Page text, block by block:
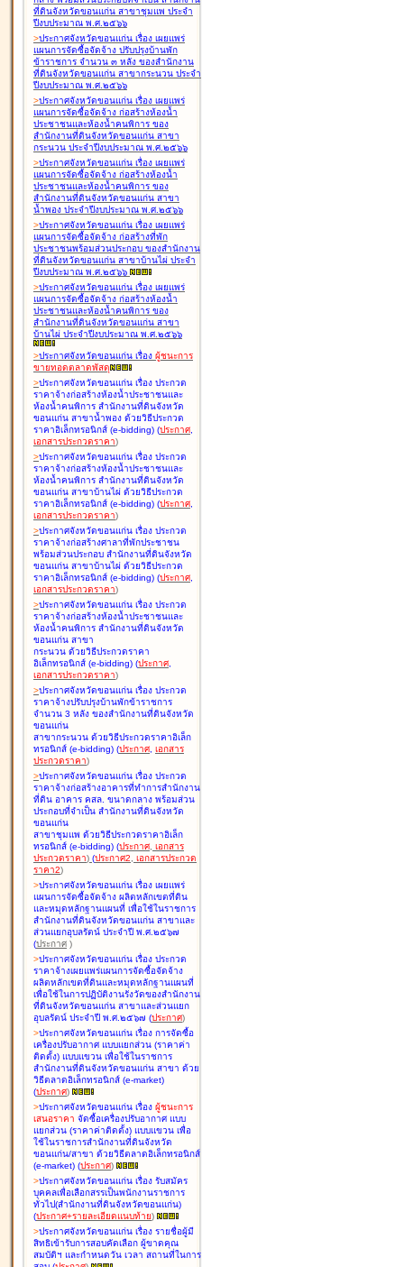
ที่ดินจังหวัดขอนแก่น สาขาชุมแพ ประจำ
ปีงบประมาณ พ.ศ.๒๕๖๖
>ประกาศจังหวัดขอนแก่น เรื่อง เผยแพร่
แผนการจัดซื้อจัดจ้าง ปรับปรุงบ้านพัก
ข้าราชการ จำนวน ๓ หลัง ของสำนักงาน
ที่ดินจังหวัดขอนแก่น สาขากระนวน ประจำ
ปีงบประมาณ พ.ศ.๒๕๖๖
>ประกาศจังหวัดขอนแก่น เรื่อง เผยแพร่
แผนการจัดซื้อจัดจ้าง ก่อสร้างห้องน้ำ
ประชาชนและห้องน้ำคนพิการ ของ
สำนักงานที่ดินจังหวัดขอนแก่น สาขา
กระนวน ประจำปีงบประมาณ พ.ศ.๒๕๖๖
>ประกาศจังหวัดขอนแก่น เรื่อง เผยแพร่
แผนการจัดซื้อจัดจ้าง ก่อสร้างห้องน้ำ
ประชาชนและห้องน้ำคนพิการ ของ
สำนักงานที่ดินจังหวัดขอนแก่น สาขา
น้ำพอง ประจำปีงบประมาณ พ.ศ.๒๕๖๖
>ประกาศจังหวัดขอนแก่น เรื่อง เผยแพร่
แผนการจัดซื้อจัดจ้าง ก่อสร้างที่พัก
ประชาชนพร้อมส่วนประกอบ ของสำนักงาน
ที่ดินจังหวัดขอนแก่น สาขาบ้านไผ่ ประจำ
ปีงบประมาณ พ.ศ.๒๕๖๖
>ประกาศจังหวัดขอนแก่น เรื่อง เผยแพร่
แผนการจัดซื้อจัดจ้าง ก่อสร้างห้องน้ำ
ประชาชนและห้องน้ำคนพิการ ของ
สำนักงานที่ดินจังหวัดขอนแก่น สาขา
บ้านไผ่ ประจำปีงบประมาณ พ.ศ.๒๕๖๖
>ประกาศจังหวัดขอนแก่น เรื่อง ผู้ชนะการ
ขายทอดตลาดพัสดุ
>ประกาศจังหวัดขอนแก่น เรื่อง ประกวด
ราคาจ้างก่อสร้างห้องน้ำประชาชนและ
ห้องน้ำคนพิการ สำนักงานที่ดินจังหวัด
ขอนแก่น สาขาน้ำพอง ด้วยวิธีประกวด
ราคาอิเล็กทรอนิกส์ (e-bidding) (ประกาศ,
เอกสารประกวดราคา)
>ประกาศจังหวัดขอนแก่น เรื่อง ประกวด
ราคาจ้างก่อสร้างห้องน้ำประชาชนและ
ห้องน้ำคนพิการ สำนักงานที่ดินจังหวัด
ขอนแก่น สาขาบ้านไผ่ ด้วยวิธีประกวด
ราคาอิเล็กทรอนิกส์ (e-bidding) (ประกาศ,
เอกสารประกวดราคา)
>ประกาศจังหวัดขอนแก่น เรื่อง ประกวด
ราคาจ้างก่อสร้างศาลาที่พักประชาชน
พร้อมส่วนประกอบ สำนักงานที่ดินจังหวัด
ขอนแก่น สาขาบ้านไผ่ ด้วยวิธีประกวด
ราคาอิเล็กทรอนิกส์ (e-bidding) (ประกาศ,
เอกสารประกวดราคา)
>ประกาศจังหวัดขอนแก่น เรื่อง ประกวด
ราคาจ้างก่อสร้างห้องน้ำประชาชนและ
ห้องน้ำคนพิการ สำนักงานที่ดินจังหวัด
ขอนแก่น สาขา
กระนวน ด้วยวิธีประกวดราคา
อิเล็กทรอนิกส์ (e-bidding) (ประกาศ,
เอกสารประกวดราคา)
>ประกาศจังหวัดขอนแก่น เรื่อง ประกวด
ราคาจ้างปรับปรุงบ้านพักข้าราชการ
จำนวน 3 หลัง ของสำนักงานที่ดินจังหวัด
ขอนแก่น
สาขากระนวน ด้วยวิธีประกวดราคาอิเล็ก
ทรอนิกส์ (e-bidding) (ประกาศ, เอกสาร
ประกวดราคา)
>ประกาศจังหวัดขอนแก่น เรื่อง ประกวด
ราคาจ้างก่อสร้างอาคารที่ทำการสำนักงาน
ที่ดิน อาคาร คสล. ขนาดกลาง พร้อมส่วน
ประกอบที่จำเป็น สำนักงานที่ดินจังหวัด
ขอนแก่น
สาขาชุมแพ ด้วยวิธีประกวดราคาอิเล็ก
ทรอนิกส์ (e-bidding) (ประกาศ, เอกสาร
ประกวดราคา) (ประกาศ2, เอกสารประกวด
ราคา2)
>ประกาศจังหวัดขอนแก่น เรื่อง เผยแพร่
แผนการจัดซื้อจัดจ้าง ผลิตหลักเขตที่ดิน
และหมุดหลักฐานแผนที่ เพื่อใช้ในราชการ
สำนักงานที่ดินจังหวัดขอนแก่น สาขาและ
ส่วนแยกอุบลรัตน์ ประจำปี พ.ศ.๒๕๖๗
(ประกาศ )
>ประกาศจังหวัดขอนแก่น เรื่อง ประกวด
ราคาจ้างเผยแพร่แผนการจัดซื้อจัดจ้าง
ผลิตหลักเขตที่ดินและหมุดหลักฐานแผนที่
เพื่อใช้ในการปฏิบัติงานรังวัดของสำนักงาน
ที่ดินจังหวัดขอนแก่น สาขาและส่วนแยก
อุบลรัตน์ ประจำปี พ.ศ.๒๕๖๗ (ประกาศ)
>ประกาศจังหวัดขอนแก่น เรื่อง การจัดซื้อ
เครื่องปรับอากาศ แบบแยกส่วน (ราคาค่า
ติดตั้ง) แบบแขวน เพื่อใช้ในราชการ
สำนักงานที่ดินจังหวัดขอนแก่น สาขา ด้วย
วิธีตลาดอิเล็กทรอนิกส์ (e-market)
(ประกาศ)
>ประกาศจังหวัดขอนแก่น เรื่อง ผู้ชนะการ
เสนอราคา จัดซื้อเครื่องปรับอากาศ แบบ
แยกส่วน (ราคาค่าติดตั้ง) แบบแขวน เพื่อ
ใช้ในราชการสำนักงานที่ดินจังหวัด
ขอนแก่น/สาขา ด้วยวิธีตลาดอิเล็กทรอนิกส์
(e-market) (ประกาศ)
>ประกาศจังหวัดขอนแก่น เรื่อง รับสมัคร
บุคคลเพื่อเลือกสรรเป็นพนักงานราชการ
ทั่วไป(สำนักงานที่ดินจังหวัดขอนแก่น)
(ประกาศ+รายละเอียดแนบท้าย)
>ประกาศจังหวัดขอนแก่น เรื่อง รายชื่อผู้มี
สิทธิเข้ารับการสอบคัดเลือก ผู้ขาดคุณ
สมบัติฯ และกำหนดวัน เวลา สถานที่ในการ